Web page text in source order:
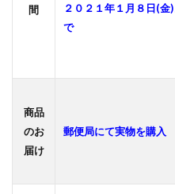
間
２０２１年１月８日(金)
で
商品
のお
届け
郵便局にて実物を購入